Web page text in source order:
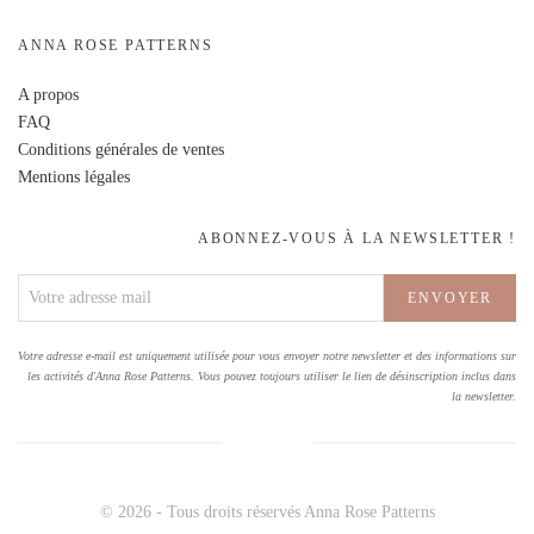
ANNA ROSE PATTERNS
A propos
FAQ
Conditions générales de ventes
Mentions légales
ABONNEZ-VOUS À LA NEWSLETTER !
Votre adresse e-mail est uniquement utilisée pour vous envoyer notre newsletter et des informations sur
les activités d'Anna Rose Patterns. Vous pouvez toujours utiliser le lien de désinscription inclus dans
la newsletter.
© 2026 - Tous droits réservés Anna Rose Patterns